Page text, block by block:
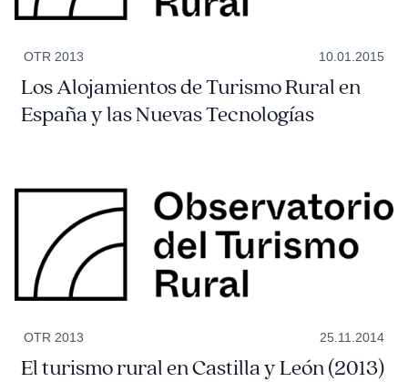
OTR 2013 10.01.2015
Los Alojamientos de Turismo Rural en
España y las Nuevas Tecnologías
OTR 2013 25.11.2014
El turismo rural en Castilla y León (2013)